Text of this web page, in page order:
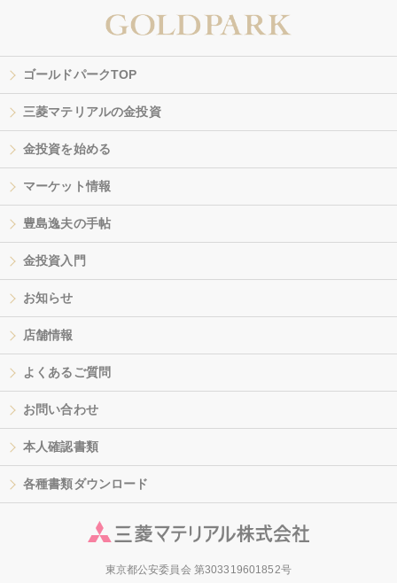
ゴールドパークTOP
三菱マテリアルの金投資
金投資を始める
マーケット情報
豊島逸夫の手帖
金投資入門
お知らせ
店舗情報
よくあるご質問
お問い合わせ
本人確認書類
各種書類ダウンロード
東京都公安委員会 第303319601852号